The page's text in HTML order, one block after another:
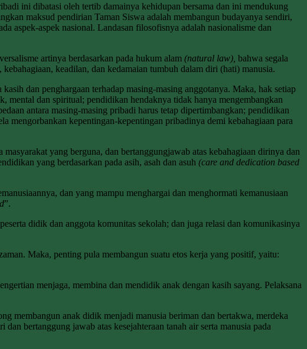
ini dibatasi oleh tertib damainya kehidupan bersama dan ini mendukung
maksud pendirian Taman Siswa adalah membangun budayanya sendiri,
aspek-aspek nasional. Landasan filosofisnya adalah nasionalisme dan
artinya berdasarkan pada hukum alam (natural law), bahwa segala
keadilan, dan kedamaian tumbuh dalam diri (hati) manusia.
dan penghargaan terhadap masing-masing anggotanya. Maka, hak setiap
mental dan spiritual; pendidikan hendaknya tidak hanya mengembangkan
antara masing-masing pribadi harus tetap dipertimbangkan; pendidikan
mengorbankan kepentingan-kepentingan pribadinya demi kebahagiaan para
yang berguna, dan bertanggungjawab atas kebahagiaan dirinya dan
yang berdasarkan pada asih, asah dan asuh (care and dedication based
dan yang mampu menghargai dan menghormati kemanusiaan
”.
didik dan anggota komunitas sekolah; dan juga relasi dan komunikasinya
Maka, penting pula membangun suatu etos kerja yang positif, yaitu:
menjaga, membina dan mendidik anak dengan kasih sayang. Pelaksana
membangun anak didik menjadi manusia beriman dan bertakwa, merdeka
bertanggung jawab atas kesejahteraan tanah air serta manusia pada